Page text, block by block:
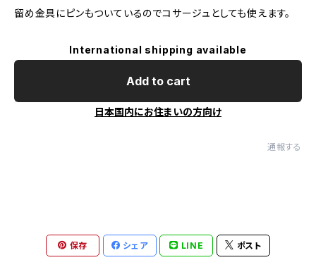
留め金具にピンもついているのでコサージュとしても使えます。
International shipping available
Add to cart
日本国内にお住まいの方向け
通報する
保存 シェア LINE ポスト